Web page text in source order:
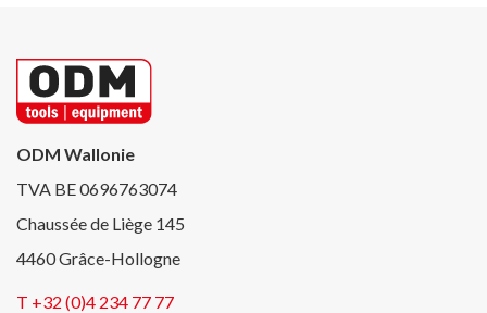
ODM Wallonie
TVA BE 0696763074
Chaussée de Liège 145
4460 Grâce-Hollogne
T +32 (0)4 234 77 77